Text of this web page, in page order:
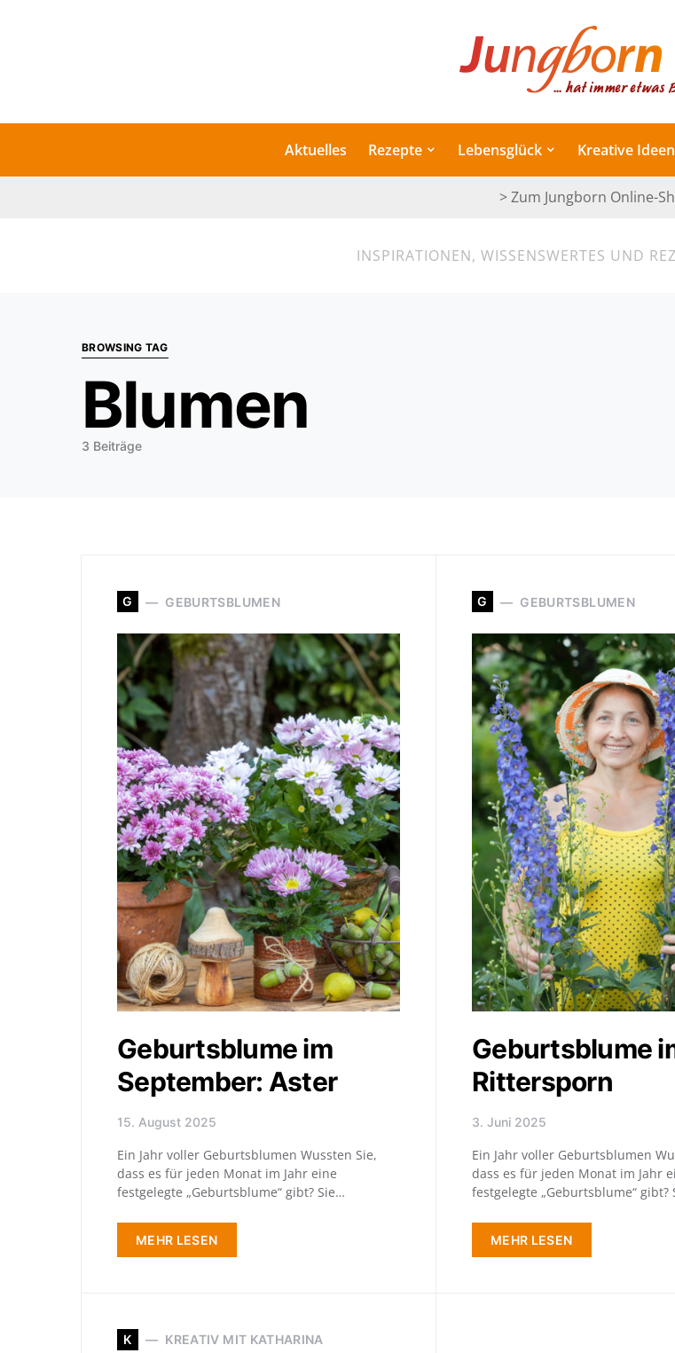
Aktuelles Rezepte Lebensglück Kreative Ideen
> Zum Jungborn Online-
INSPIRATIONEN, WISSENSWERTES UND
BROWSING TAG
Blumen
3 Beiträge
G GEBURTSBLUMEN
Geburtsblume im
September: Aster
15. August 2025
Ein Jahr voller Geburtsblumen Wussten Sie,
dass es für jeden Monat im Jahr eine
festgelegte „Geburtsblume“ gibt? Sie…
MEHR LESEN
K KREATIV MIT KATHARINA
G GEBURTSBLUMEN
Geburtsblume
Rittersporn
3. Juni 2025
Ein Jahr voller Geburtsblumen
dass es für jeden Monat im Jahr
festgelegte „Geburtsblume“ gibt?
MEHR LESEN